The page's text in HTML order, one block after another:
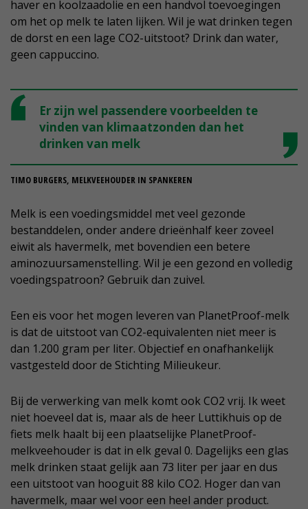
haver en koolzaadolie en een handvol toevoegingen
om het op melk te laten lijken. Wil je wat drinken tegen
de dorst en een lage CO2-uitstoot? Drink dan water,
geen cappuccino.
Er zijn wel passendere voorbeelden te
vinden van klimaatzonden dan het
drinken van melk
TIMO BURGERS, MELKVEEHOUDER IN SPANKEREN
Melk is een voedingsmiddel met veel gezonde
bestanddelen, onder andere drieënhalf keer zoveel
eiwit als havermelk, met bovendien een betere
aminozuursamenstelling. Wil je een gezond en volledig
voedingspatroon? Gebruik dan zuivel.
Een eis voor het mogen leveren van PlanetProof-melk
is dat de uitstoot van CO2-equivalenten niet meer is
dan 1.200 gram per liter. Objectief en onafhankelijk
vastgesteld door de Stichting Milieukeur.
Bij de verwerking van melk komt ook CO2 vrij. Ik weet
niet hoeveel dat is, maar als de heer Luttikhuis op de
fiets melk haalt bij een plaatselijke PlanetProof-
melkveehouder is dat in elk geval 0. Dagelijks een glas
melk drinken staat gelijk aan 73 liter per jaar en dus
een uitstoot van hooguit 88 kilo CO2. Hoger dan van
havermelk, maar wel voor een heel ander product.